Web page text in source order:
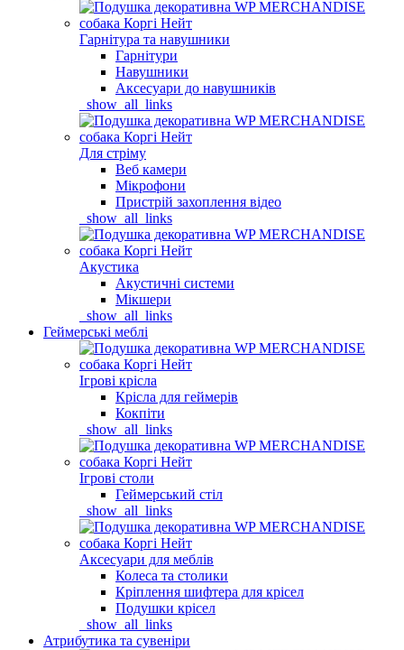
Гарнітура та навушники
Гарнітури
Навушники
Аксесуари до навушників
_show_all_links
Для стріму
Веб камери
Мікрофони
Пристрій захоплення відео
_show_all_links
Акустика
Акустичні системи
Мікшери
_show_all_links
Геймерські меблі
Ігрові крісла
Крісла для геймерів
Кокпіти
_show_all_links
Ігрові столи
Геймерський стіл
_show_all_links
Аксесуари для меблів
Колеса та столики
Кріплення шифтера для крісел
Подушки крісел
_show_all_links
Атрибутика та сувеніри